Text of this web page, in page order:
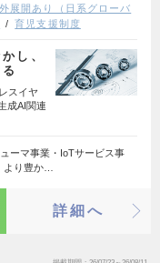
展開あり（日系グローバ
育児支援制度
し、
スイヤ
成AI関連
ーマ事業・IoTサービス事
より豊か…
詳細へ